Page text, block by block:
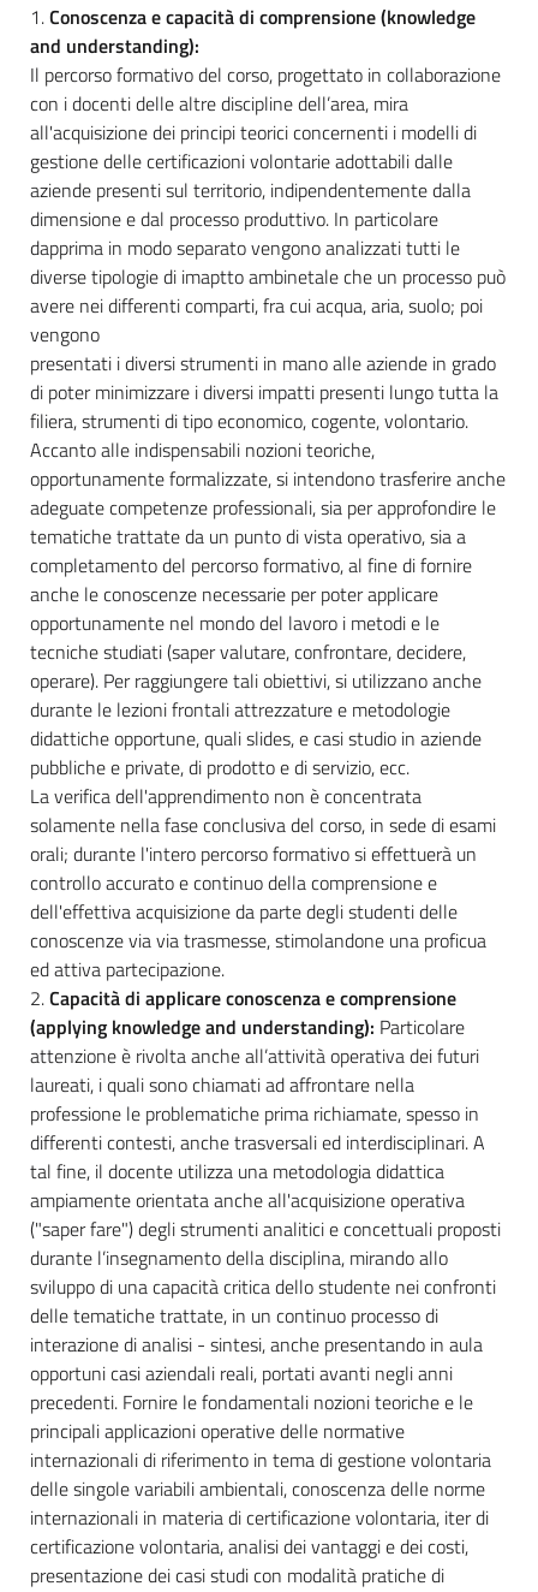
1.Conoscenza e capacità di comprensione (knowledge
and understanding):
Il percorso formativo del corso, progettato in collaborazione
con i docenti delle altre discipline dell’area, mira
all'acquisizione dei principi teorici concernenti i modelli di
gestione delle certificazioni volontarie adottabili dalle
aziende presenti sul territorio, indipendentemente dalla
dimensione e dal processo produttivo. In particolare
dapprima in modo separato vengono analizzati tutti le
diverse tipologie di imaptto ambinetale che un processo può
avere nei differenti comparti, fra cui acqua, aria, suolo; poi
vengono
presentati i diversi strumenti in mano alle aziende in grado
di poter minimizzare i diversi impatti presenti lungo tutta la
filiera, strumenti di tipo economico, cogente, volontario.
Accanto alle indispensabili nozioni teoriche,
opportunamente formalizzate, si intendono trasferire anche
adeguate competenze professionali, sia per approfondire le
tematiche trattate da un punto di vista operativo, sia a
completamento del percorso formativo, al fine di fornire
anche le conoscenze necessarie per poter applicare
opportunamente nel mondo del lavoro i metodi e le
tecniche studiati (saper valutare, confrontare, decidere,
operare). Per raggiungere tali obiettivi, si utilizzano anche
durante le lezioni frontali attrezzature e metodologie
didattiche opportune, quali slides, e casi studio in aziende
pubbliche e private, di prodotto e di servizio, ecc.
La verifica dell'apprendimento non è concentrata
solamente nella fase conclusiva del corso, in sede di esami
orali; durante l'intero percorso formativo si effettuerà un
controllo accurato e continuo della comprensione e
dell'effettiva acquisizione da parte degli studenti delle
conoscenze via via trasmesse, stimolandone una proficua
ed attiva partecipazione.
2.Capacità di applicare conoscenza e comprensione
(applying knowledge and understanding): Particolare
attenzione è rivolta anche all’attività operativa dei futuri
laureati, i quali sono chiamati ad affrontare nella
professione le problematiche prima richiamate, spesso in
differenti contesti, anche trasversali ed interdisciplinari. A
tal fine, il docente utilizza una metodologia didattica
ampiamente orientata anche all'acquisizione operativa
("saper fare") degli strumenti analitici e concettuali proposti
durante l’insegnamento della disciplina, mirando allo
sviluppo di una capacità critica dello studente nei confronti
delle tematiche trattate, in un continuo processo di
interazione di analisi - sintesi, anche presentando in aula
opportuni casi aziendali reali, portati avanti negli anni
precedenti. Fornire le fondamentali nozioni teoriche e le
principali applicazioni operative delle normative
internazionali di riferimento in tema di gestione volontaria
delle singole variabili ambientali, conoscenza delle norme
internazionali in materia di certificazione volontaria, iter di
certificazione volontaria, analisi dei vantaggi e dei costi,
presentazione dei casi studi con modalità pratiche di